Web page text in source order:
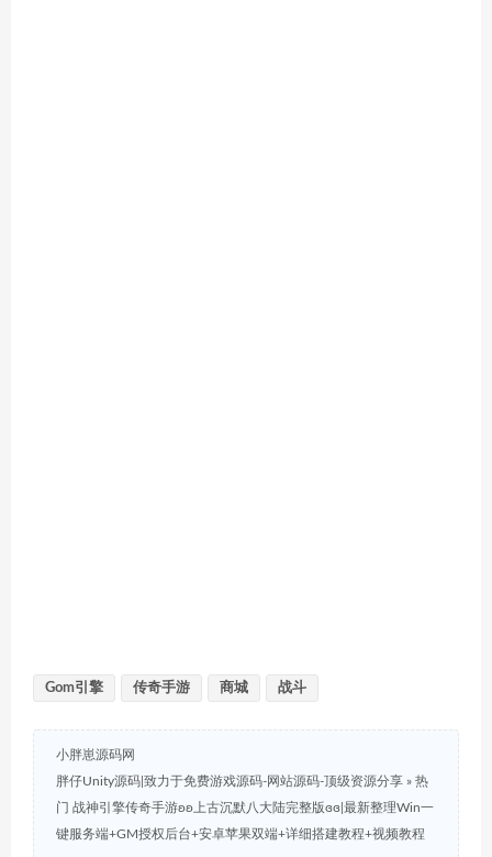
Gom引擎 传奇手游 商城 战斗
小胖崽源码网
胖仔Unity源码|致力于免费游戏源码-网站源码-顶级资源分享 » 热
门 战神引擎传奇手游ʚʚ上古沉默八大陆完整版ɞɞ|最新整理Win一
键服务端+GM授权后台+安卓苹果双端+详细搭建教程+视频教程